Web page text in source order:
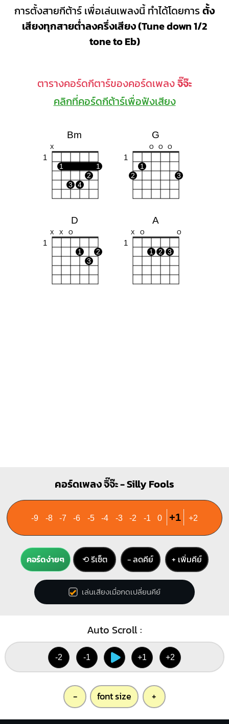
การตั้งสายกีต้าร์ เพื่อเล่นเพลงนี้ ทำได้โดยการตั้ง
เสียงทุกสายต่ำลงครึ่งเสียง (Tune down 1/2
tone to Eb)
ตารางคอร์ดกีตาร์ของคอร์ดเพลงจิ๊จ๊ะ
คลิกที่คอร์ดกีต้าร์เพื่อฟังเสียง
Bm
X
1
1
1
2
3
4
G
O O O
1
1
2
3
D
X X O
1
1
2
3
A
X O O
1
1 2 3
คอร์ดเพลง จิ๊จ๊ะ - Silly Fools
-9 -8 -7 -6 -5 -4 -3 -2 -1 0 +1 +2
คอร์ดง่ายๆ ⟲ รีเซ็ต − ลดคีย์ + เพิ่มคีย์
เล่นเสียงเมื่อกดเปลี่ยนคีย์
Auto Scroll :
-2 -1 +1 +2
- font size +